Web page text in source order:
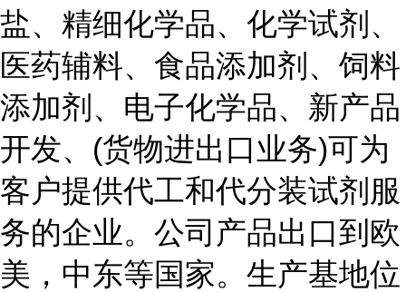
盐、精细化学品、化学试剂、
医药辅料、食品添加剂、饲料
添加剂、电子化学品、新产品
开发、(货物进出口业务)可为
客户提供代工和代分装试剂服
务的企业。公司产品出口到欧
美，中东等国家。生产基地位